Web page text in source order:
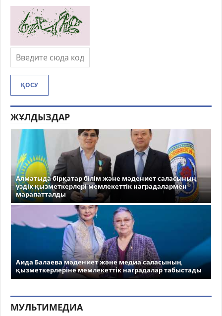
ҚОСУ
ЖҰЛДЫЗДАР
Алматыда бірқатар білім және мәдениет саласының
үздік қызметкерлері мемлекеттік наградалармен
марапатталды
Аида Балаева мәдениет және медиа саласының
қызметкерлеріне мемлекеттік наградалар табыстады
МУЛЬТИМЕДИА